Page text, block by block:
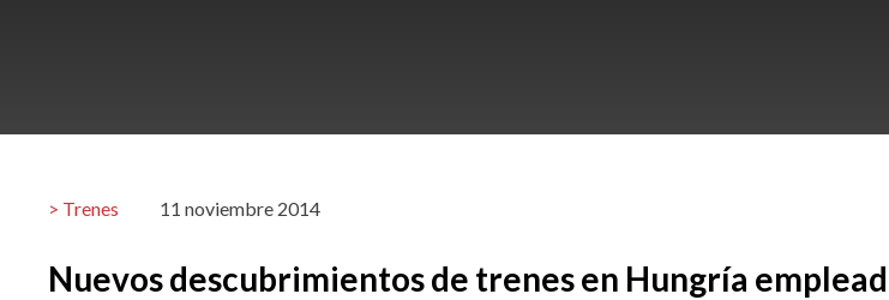
Trenes 11 noviembre 2014
Nuevos descubrimientos de trenes en Hungría